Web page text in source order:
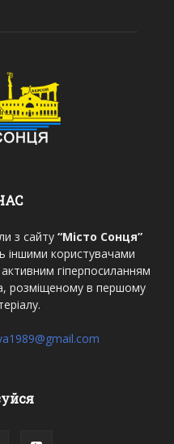
з сайту “Місто Сонця”
іншими користувачами
гіперпосиланням
розміщеному в першому